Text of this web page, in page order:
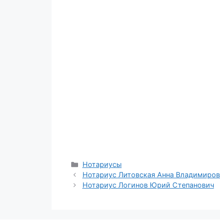
Рубрики
Нотариусы
Нотариус Литовская Анна
Нотариус Логинов Юрий Степанович